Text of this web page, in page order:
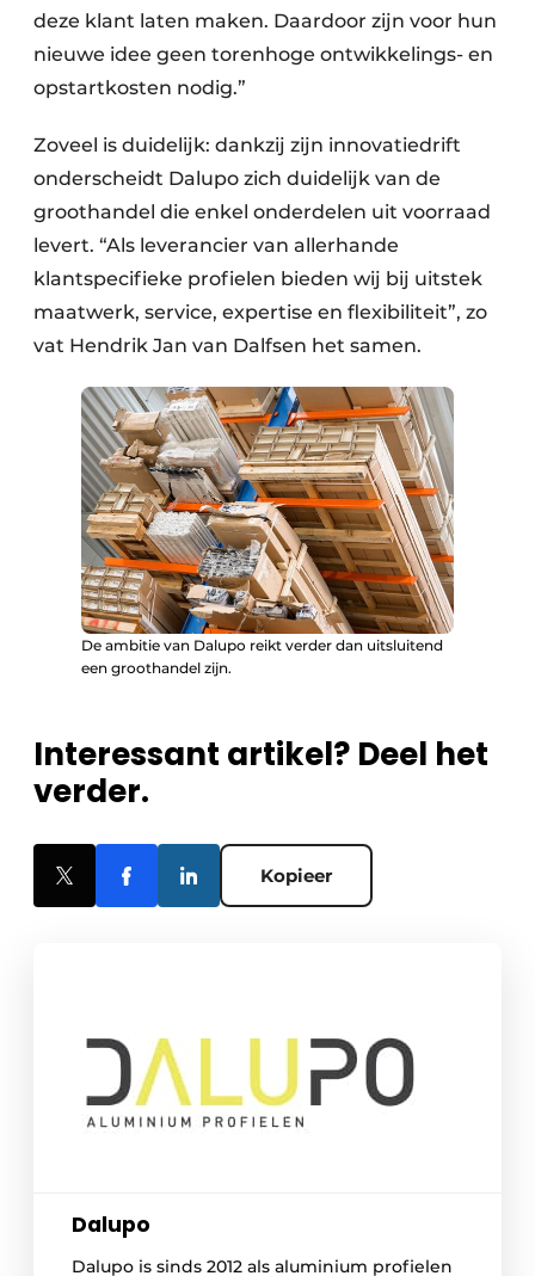
deze klant laten maken. Daardoor zijn voor hun
nieuwe idee geen torenhoge ontwikkelings- en
opstartkosten nodig.”
Zoveel is duidelijk: dankzij zijn innovatiedrift
onderscheidt Dalupo zich duidelijk van de
groothandel die enkel onderdelen uit voorraad
levert. “Als leverancier van allerhande
klantspecifieke profielen bieden wij bij uitstek
maatwerk, service, expertise en flexibiliteit”, zo
vat Hendrik Jan van Dalfsen het samen.
De ambitie van Dalupo reikt verder dan uitsluitend
een groothandel zijn.
Interessant artikel? Deel het
verder.
Kopieer
Dalupo
Dalupo is sinds 2012 als aluminium profielen